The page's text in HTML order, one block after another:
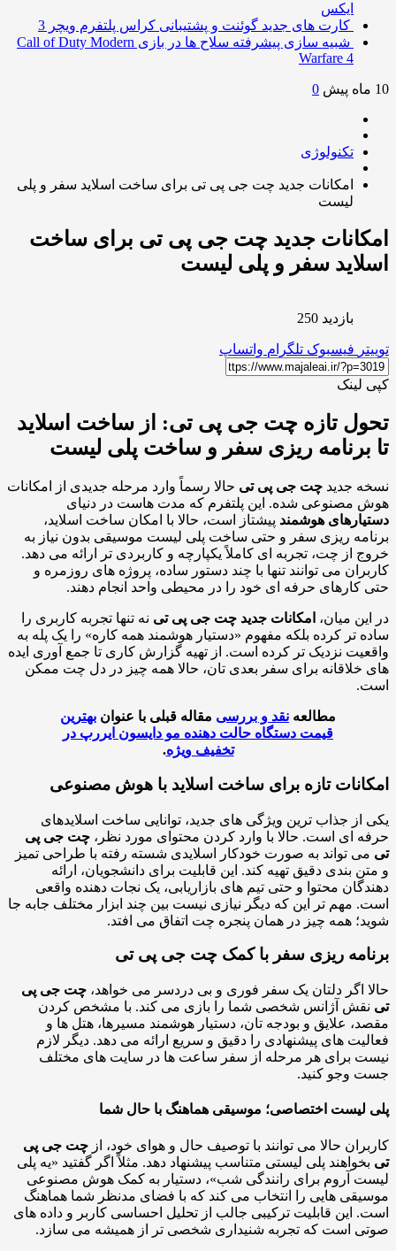
کارت های جدید گوئنت و پشتیبانی کراس پلتفرم ویچر 3
شبیه سازی پیشرفته سلاح ها در بازی Call of Duty Modern
Warfare 4
0
تکنولوژی
امکانات جدید چت جی پی تی برای ساخت اسلاید سفر و پلی
لیست
جدید چت جی پی تی برای ساخت
سفر و پلی لیست
بازدید 250
فیسبوک تلگرام واتساپ
تازه چت جی پی تی: از ساخت اسلاید
برنامه ریزی سفر و ساخت پلی لیست
جدیدچت جی پی تیحالا رسماً وارد مرحله جدیدی از امکانات
مصنوعی شده. این پلتفرم که مدت هاست در دنیای
هوشمندپیشتاز است، حالا با امکان ساخت اسلاید،
ریزی سفر و حتی ساخت پلی لیست موسیقی بدون نیاز به
از چت، تجربه ای کاملاً یکپارچه و کاربردی تر ارائه می دهد.
می توانند تنها با چند دستور ساده، پروژه های روزمره و
کارهای حرفه ای خود را در محیطی واحد انجام دهند.
میان،امکانات جدید چت جی پی تینه تنها تجربه کاربری را
تر کرده بلکه مفهوم «دستیار هوشمند همه کاره» را یک پله به
نزدیک تر کرده است. از تهیه گزارش کاری تا جمع آوری ایده
خلاقانه برای سفر بعدی تان، حالا همه چیز در دل چت ممکن
مطالعهنقد و بررسیمقاله قبلی با عنوانبهترین
قیمت دستگاه حالت دهنده مو دایسون ایررپ در
تخفیف ویژه .
تازه برای ساخت اسلاید با هوش مصنوعی
از جذاب ترین ویژگی های جدید، توانایی ساخت اسلایدهای
ای است. حالا با وارد کردن محتوای مورد نظر،چت جی پی
تواند به صورت خودکار اسلایدی شسته رفته با طراحی تمیز
بندی دقیق تهیه کند. این قابلیت برای دانشجویان، ارائه
محتوا و حتی تیم های بازاریابی، یک نجات دهنده واقعی
مهم تر این که دیگر نیازی نیست بین چند ابزار مختلف جابه جا
همه چیز در همان پنجره چت اتفاق می افتد.
ریزی سفر با کمک چت جی پی تی
اگر دلتان یک سفر فوری و بی دردسر می خواهد،چت جی پی
آژانس شخصی شما را بازی می کند. با مشخص کردن
علایق و بودجه تان، دستیار هوشمند مسیرها، هتل ها و
های پیشنهادی را دقیق و سریع ارائه می دهد. دیگر لازم
برای هر مرحله از سفر ساعت ها در سایت های مختلف
وجو کنید.
لیست اختصاصی؛ موسیقی هماهنگ با حال شما
حالا می توانند با توصیف حال و هوای خود، ازچت جی پی
پلی لیستی متناسب پیشنهاد دهد. مثلاً اگر گفتید «یه پلی
آروم برای رانندگی شب»، دستیار به کمک هوش مصنوعی
هایی را انتخاب می کند که با فضای مدنظر شما هماهنگ
این قابلیت ترکیبی جالب از تحلیل احساسی کاربر و داده های
است که تجربه شنیداری شخصی تر از همیشه می سازد.